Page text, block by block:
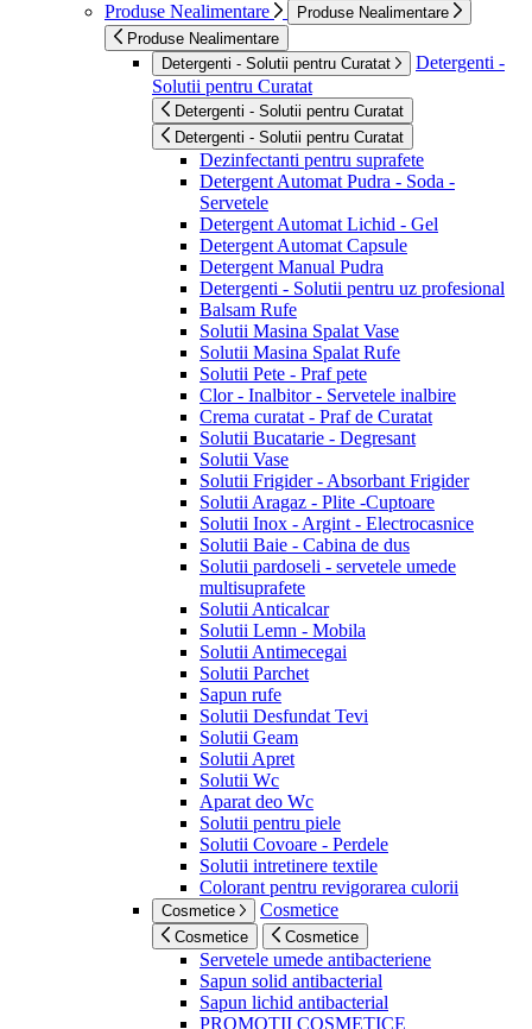
Produse Nealimentare
Produse Nealimentare
Produse Nealimentare
Detergenti - Solutii pentru Curatat
Detergenti -
Solutii pentru Curatat
Detergenti - Solutii pentru Curatat
Detergenti - Solutii pentru Curatat
Dezinfectanti pentru suprafete
Detergent Automat Pudra - Soda -
Servetele
Detergent Automat Lichid - Gel
Detergent Automat Capsule
Detergent Manual Pudra
Detergenti - Solutii pentru uz profesional
Balsam Rufe
Solutii Masina Spalat Vase
Solutii Masina Spalat Rufe
Solutii Pete - Praf pete
Clor - Inalbitor - Servetele inalbire
Crema curatat - Praf de Curatat
Solutii Bucatarie - Degresant
Solutii Vase
Solutii Frigider - Absorbant Frigider
Solutii Aragaz - Plite -Cuptoare
Solutii Inox - Argint - Electrocasnice
Solutii Baie - Cabina de dus
Solutii pardoseli - servetele umede
multisuprafete
Solutii Anticalcar
Solutii Lemn - Mobila
Solutii Antimecegai
Solutii Parchet
Sapun rufe
Solutii Desfundat Tevi
Solutii Geam
Solutii Apret
Solutii Wc
Aparat deo Wc
Solutii pentru piele
Solutii Covoare - Perdele
Solutii intretinere textile
Colorant pentru revigorarea culorii
Cosmetice Cosmetice
Cosmetice Cosmetice
Servetele umede antibacteriene
Sapun solid antibacterial
Sapun lichid antibacterial
PROMOTII COSMETICE